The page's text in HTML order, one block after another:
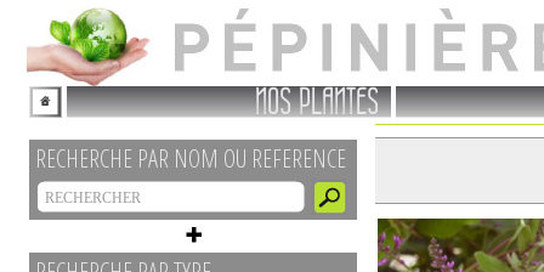
NOS PLANTES
RECHERCHE PAR NOM OU REFERENCE